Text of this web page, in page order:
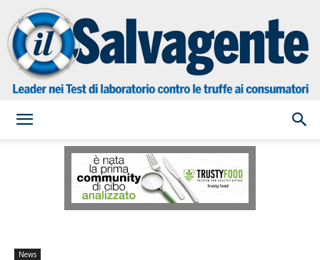
Salvagente
News